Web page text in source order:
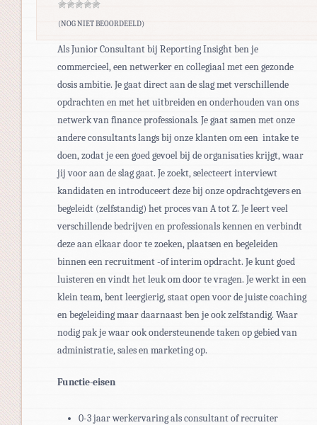
(NOG NIET BEOORDEELD)
Als Junior Consultant bij Reporting Insight ben je
commercieel, een netwerker en collegiaal met een gezonde
dosis ambitie. Je gaat direct aan de slag met verschillende
opdrachten en met het uitbreiden en onderhouden van ons
netwerk van finance professionals. Je gaat samen met onze
andere consultants langs bij onze klanten om een intake te
doen, zodat je een goed gevoel bij de organisaties krijgt, waar
jij voor aan de slag gaat. Je zoekt, selecteert interviewt
kandidaten en introduceert deze bij onze opdrachtgevers en
begeleidt (zelfstandig) het proces van A tot Z. Je leert veel
verschillende bedrijven en professionals kennen en verbindt
deze aan elkaar door te zoeken, plaatsen en begeleiden
binnen een recruitment -of interim opdracht. Je kunt goed
luisteren en vindt het leuk om door te vragen. Je werkt in een
klein team, bent leergierig, staat open voor de juiste coaching
en begeleiding maar daarnaast ben je ook zelfstandig. Waar
nodig pak je waar ook ondersteunende taken op gebied van
administratie, sales en marketing op.
Functie-eisen
0-3 jaar werkervaring als consultant of recruiter